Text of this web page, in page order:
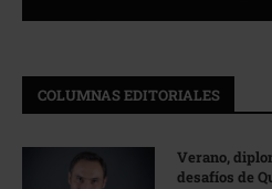
COLUMNAS EDITORIALES
Verano,
desafíos de